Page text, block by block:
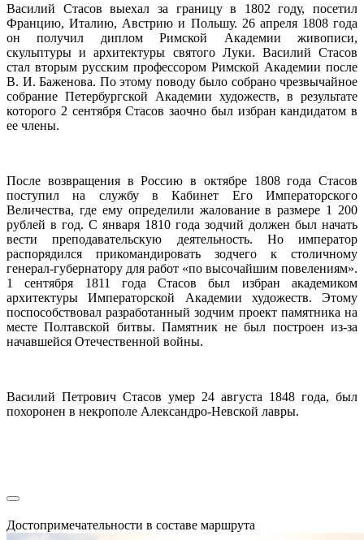
Василий Стасов выехал за границу в 1802 году, посетил
Францию, Италию, Австрию и Польшу. 26 апреля 1808 года
он получил диплом Римской Академии живописи,
скульптуры и архитектуры святого Луки. Василий Стасов
стал вторым русским профессором Римской Академии после
В. И. Баженова. По этому поводу было собрано чрезвычайное
собрание Петербургской Академии художеств, в результате
которого 2 сентября Стасов заочно был избран кандидатом в
ее члены.
После возвращения в Россию в октябре 1808 года Стасов
поступил на службу в Кабинет Его Императорского
Величества, где ему определили жалование в размере 1 200
рублей в год. С января 1810 года зодчий должен был начать
вести преподавательскую деятельность. Но император
распорядился прикомандировать зодчего к столичному
генерал-губернатору для работ «по высочайшим повелениям».
1 сентября 1811 года Стасов был избран академиком
архитектуры Императорской Академии художеств. Этому
поспособствовал разработанный зодчим проект памятника на
месте Полтавской битвы. Памятник не был построен из-за
начавшейся Отечественной войны.
Василий Петрович Стасов умер 24 августа 1848 года, был
похоронен в некрополе Александро-Невской лавры.
Достопримечательности в составе маршрута